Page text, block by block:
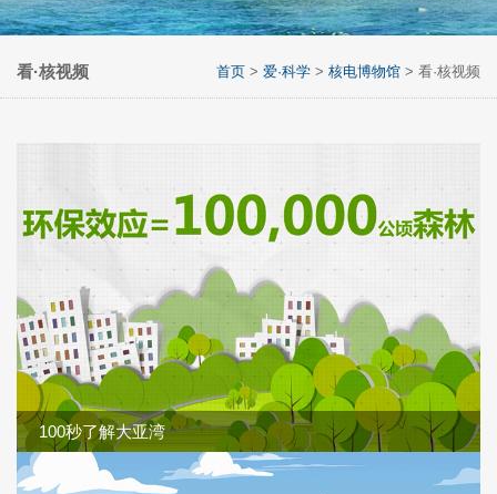
首页 > 爱·科学 > 核电博物馆 > 看·核视频
看·核视频
100秒了解大亚湾